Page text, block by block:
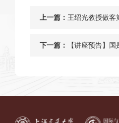
上一篇： 王绍光教授做客
坛
下一篇： 【讲座预告】